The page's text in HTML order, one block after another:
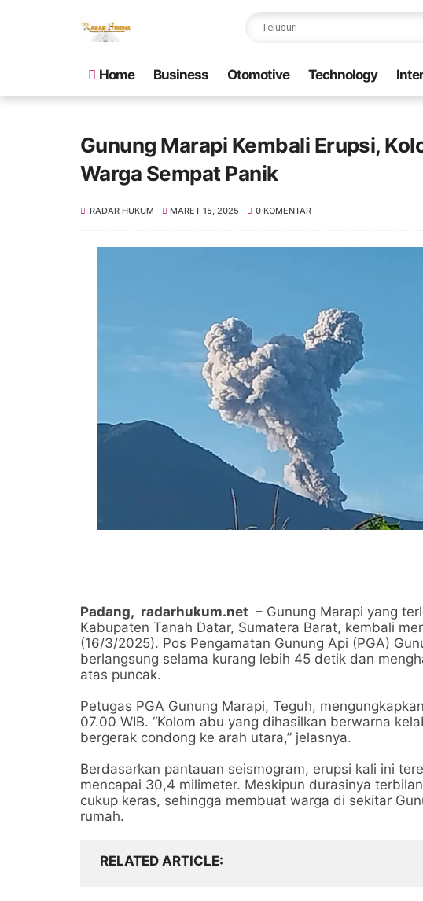
Home Business Otomotive Technology
Gunung Marapi Kembali Erupsi,
Warga Sempat Panik
RADAR HUKUM MARET 15, 2025 0 KOMENTAR
Padang, radarhukum.net – Gunung Marapi yang
Kabupaten Tanah Datar, Sumatera Barat, kembali
(16/3/2025). Pos Pengamatan Gunung Api (PGA)
berlangsung selama kurang lebih 45 detik dan
atas puncak.
Petugas PGA Gunung Marapi, Teguh,
07.00 WIB. “Kolom abu yang dihasilkan berwarna
bergerak condong ke arah utara,” jelasnya.
Berdasarkan pantauan seismogram, erupsi kali ini
mencapai 30,4 milimeter. Meskipun durasinya
cukup keras, sehingga membuat warga di sekitar
rumah.
RELATED ARTICLE